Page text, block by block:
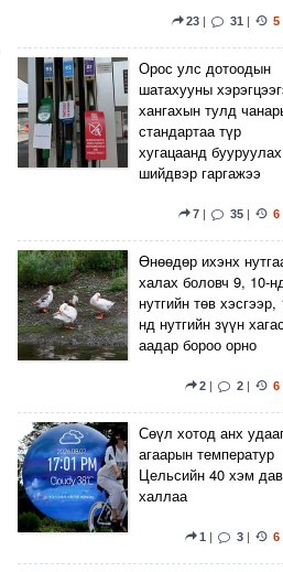
23 | 31 | 5
Орос улс дотоодын
шатахууны
хангахын тулд
стандартаа түр
хугацаанд бууруулах
шийдвэр гаргажээ
7 | 35 | 6
Өнөөдөр ихэнх
халах боловч 9, 10-
нутгийн төв хэсгээр,
нд нутгийн зүүн
аадар бороо орно
2 | 2 | 6
Сөүл хотод анх
агаарын температур
Цельсийн 40 хэм
халлаа
1 | 3 | 6